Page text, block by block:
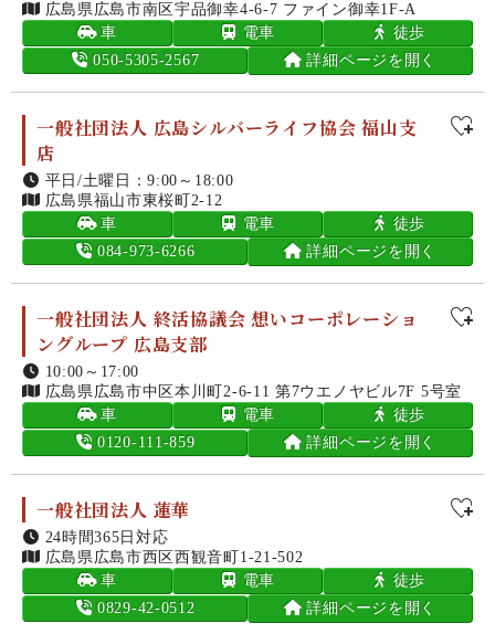
広島県広島市南区宇品御幸4-6-7 ファイン御幸1F-A
車
電車
徒歩
050-5305-2567
詳細ページを開く
一般社団法人 広島シルバーライフ協会 福山支
店
平日/土曜日：9:00～18:00
広島県福山市東桜町2-12
車
電車
徒歩
084-973-6266
詳細ページを開く
一般社団法人 終活協議会 想いコーポレーショ
ングループ 広島支部
10:00～17:00
広島県広島市中区本川町2-6-11 第7ウエノヤビル7F 5号室
車
電車
徒歩
0120-111-859
詳細ページを開く
一般社団法人 蓮華
24時間365日対応
広島県広島市西区西観音町1-21-502
車
電車
徒歩
0829-42-0512
詳細ページを開く